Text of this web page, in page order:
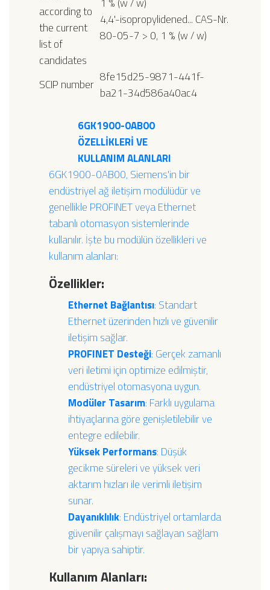
according to
the current
list of
candidates
4,4'-isopropylidened... CAS-Nr.
80-05-7 > 0, 1 % (w / w)
SCIP number 8fe15d25-9871-441f-
ba21-34d586a40ac4
6GK1900-0AB00
ÖZELLİKLERİ VE
KULLANIM ALANLARI
6GK1900-0AB00, Siemens'in bir
endüstriyel ağ iletişim modülüdür ve
genellikle PROFINET veya Ethernet
tabanlı otomasyon sistemlerinde
kullanılır. İşte bu modülün özellikleri ve
kullanım alanları:
Özellikler:
Ethernet Bağlantısı: Standart
Ethernet üzerinden hızlı ve güvenilir
iletişim sağlar.
PROFINET Desteği: Gerçek zamanlı
veri iletimi için optimize edilmiştir,
endüstriyel otomasyona uygun.
Modüler Tasarım: Farklı uygulama
ihtiyaçlarına göre genişletilebilir ve
entegre edilebilir.
Yüksek Performans: Düşük
gecikme süreleri ve yüksek veri
aktarım hızları ile verimli iletişim
sunar.
Dayanıklılık: Endüstriyel ortamlarda
güvenilir çalışmayı sağlayan sağlam
bir yapıya sahiptir.
Kullanım Alanları: